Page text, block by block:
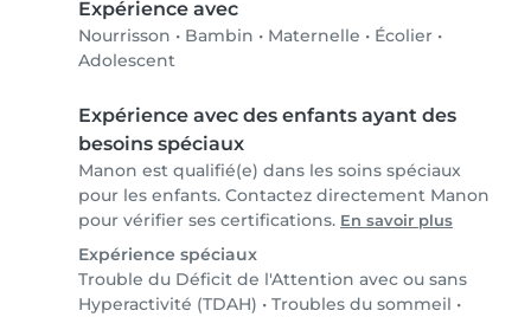
Expérience avec
Nourrisson • Bambin • Maternelle • Écolier •
Adolescent
Expérience avec des enfants ayant des
besoins spéciaux
Manon est qualifié(e) dans les soins spéciaux
pour les enfants. Contactez directement Manon
pour vérifier ses certifications. En savoir plus
Expérience spéciaux
Trouble du Déficit de l'Attention avec ou sans
Hyperactivité (TDAH) • Troubles du sommeil •